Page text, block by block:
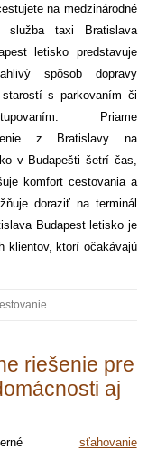
na medzinárodné
služba taxi Bratislava
letisko predstavuje
spôsob dopravy
starostí s parkovaním či
Priame
z Bratislavy na
v Budapešti šetrí čas,
komfort cestovania a
doraziť na terminál
Budapest letisko je
klientov, ktorí očakávajú
riešenie pre
aj
sťahovanie